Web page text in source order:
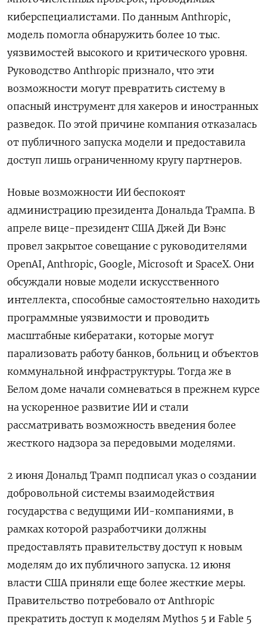
киберспециалистами. По данным Anthropic,
модель помогла обнаружить более 10 тыс.
уязвимостей высокого и критического уровня.
Руководство Anthropic признало, что эти
возможности могут превратить систему в
опасный инструмент для хакеров и иностранных
разведок. По этой причине компания отказалась
от публичного запуска модели и предоставила
доступ лишь ограниченному кругу партнеров.
Новые возможности ИИ беспокоят
администрацию президента Дональда Трампа. В
апреле вице-президент США Джей Ди Вэнс
провел закрытое совещание с руководителями
OpenAI, Anthropic, Google, Microsoft и SpaceX. Они
обсуждали новые модели искусственного
интеллекта, способные самостоятельно находить
программные уязвимости и проводить
масштабные кибератаки, которые могут
парализовать работу банков, больниц и объектов
коммунальной инфраструктуры. Тогда же в
Белом доме начали сомневаться в прежнем курсе
на ускоренное развитие ИИ и стали
рассматривать возможность введения более
жесткого надзора за передовыми моделями.
2 июня Дональд Трамп подписал указ о создании
добровольной системы взаимодействия
государства с ведущими ИИ-компаниями, в
рамках которой разработчики должны
предоставлять правительству доступ к новым
моделям до их публичного запуска. 12 июня
власти США приняли еще более жесткие меры.
Правительство потребовало от Anthropic
прекратить доступ к моделям Mythos 5 и Fable 5